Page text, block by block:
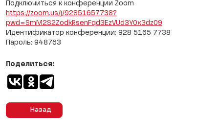
Подключиться к конференции Zoom
https://zoom.us/j/92851657738?
pwd=SmM2S2ZodkRsenFqd3EzVUd3Y0x3dz09
Идентификатор конференции: 928 5165 7738
Пароль: 948763
Назад
Поделиться: